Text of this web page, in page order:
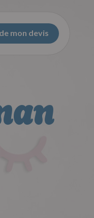
mon devis